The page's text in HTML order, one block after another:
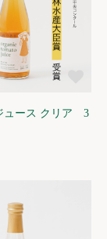
ュース クリア 3